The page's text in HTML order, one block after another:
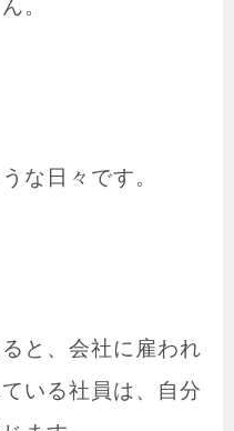
。
な日々です。
と、会社に雇われ
いる社員は、自分